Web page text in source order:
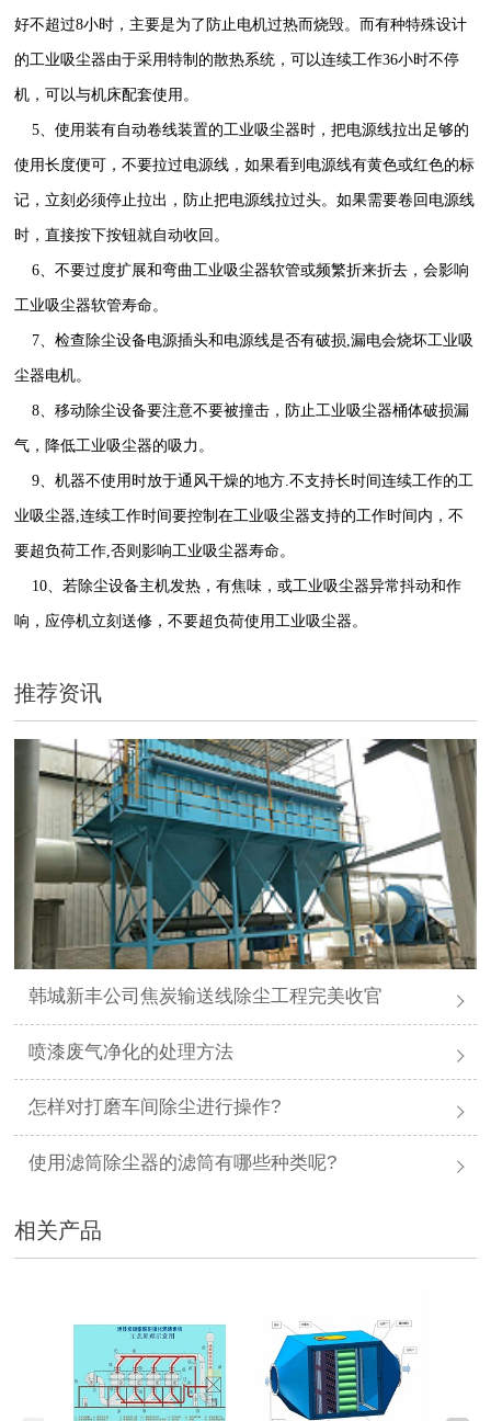
好不超过8小时，主要是为了防止电机过热而烧毁。而有种特殊设计
的工业吸尘器由于采用特制的散热系统，可以连续工作36小时不停
机，可以与机床配套使用。
5、使用装有自动卷线装置的工业吸尘器时，把电源线拉出足够的
使用长度便可，不要拉过电源线，如果看到电源线有黄色或红色的标
记，立刻必须停止拉出，防止把电源线拉过头。如果需要卷回电源线
时，直接按下按钮就自动收回。
6、不要过度扩展和弯曲工业吸尘器软管或频繁折来折去，会影响
工业吸尘器软管寿命。
7、检查除尘设备电源插头和电源线是否有破损,漏电会烧坏工业吸
尘器电机。
8、移动除尘设备要注意不要被撞击，防止工业吸尘器桶体破损漏
气，降低工业吸尘器的吸力。
9、机器不使用时放于通风干燥的地方.不支持长时间连续工作的工
业吸尘器,连续工作时间要控制在工业吸尘器支持的工作时间内，不
要超负荷工作,否则影响工业吸尘器寿命。
10、若除尘设备主机发热，有焦味，或工业吸尘器异常抖动和作
响，应停机立刻送修，不要超负荷使用工业吸尘器。
推荐资讯
韩城新丰公司焦炭输送线除尘工程完美收官
喷漆废气净化的处理方法
怎样对打磨车间除尘进行操作?
使用滤筒除尘器的滤筒有哪些种类呢?
相关产品